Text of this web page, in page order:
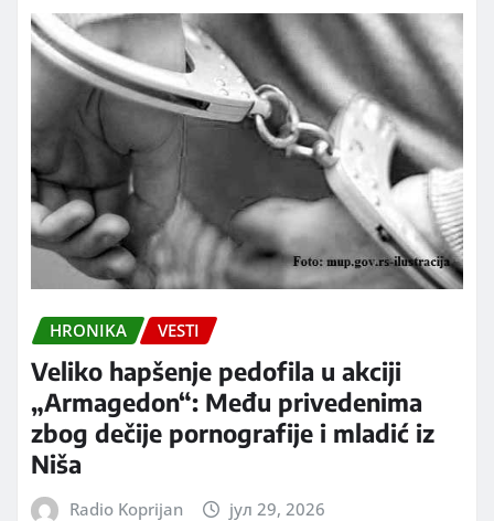
HRONIKA VESTI
Veliko hapšenje pedofila u akciji
„Armagedon“: Među privedenima
zbog dečije pornografije i mladić iz
Niša
Radio Koprijan јул 29, 2026